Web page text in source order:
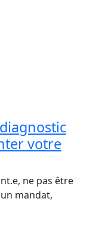
votre
ne pas être
mandat,